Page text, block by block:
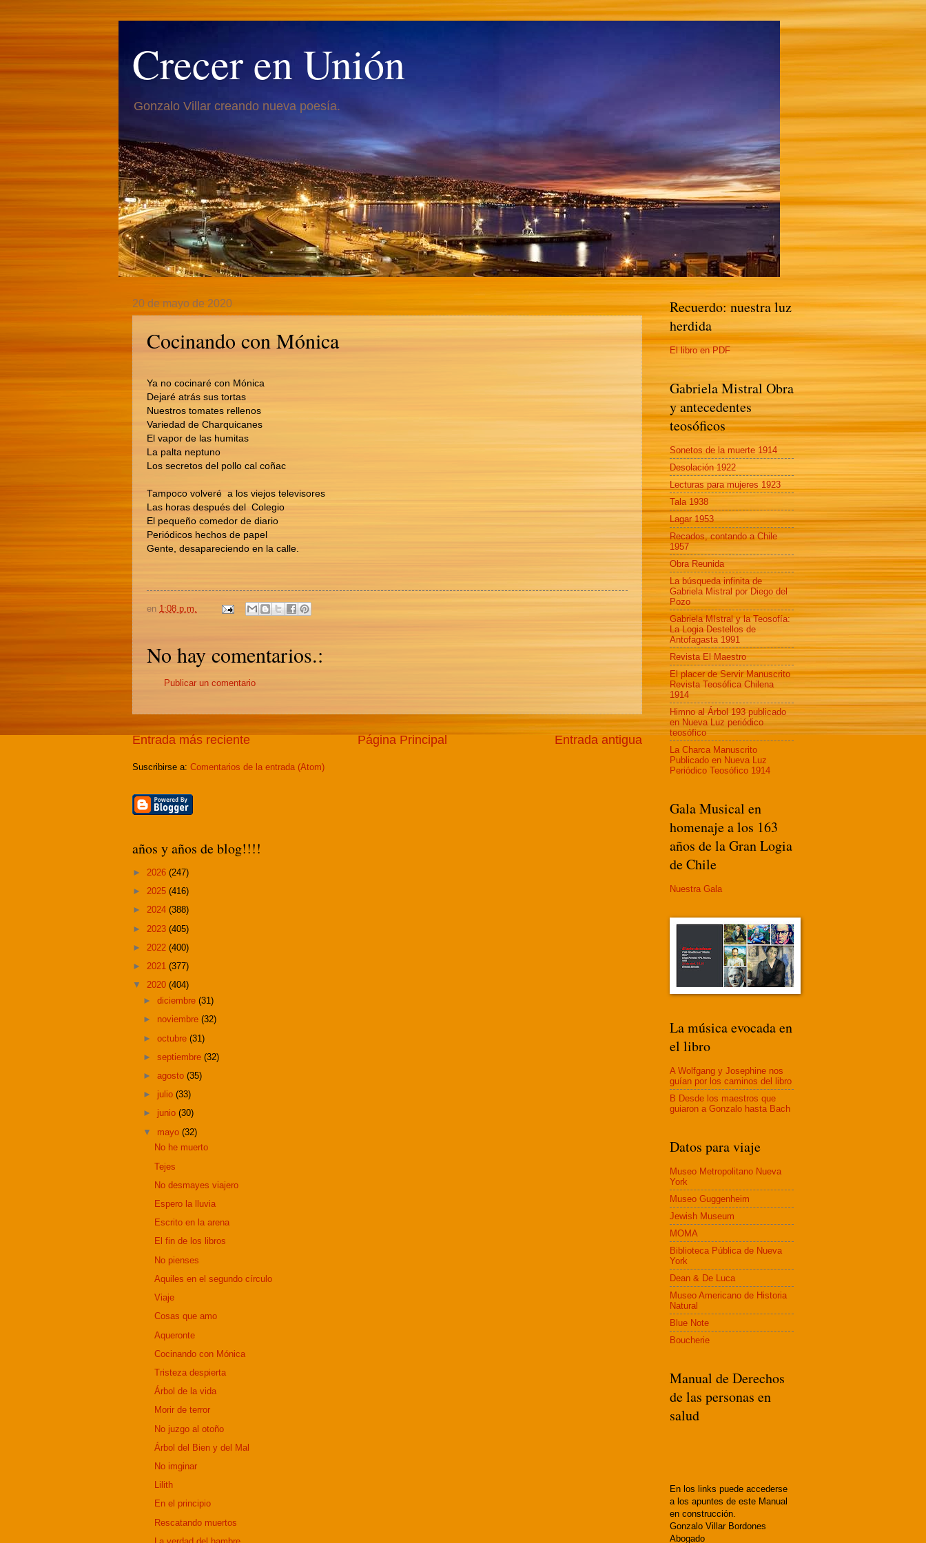
Crecer en Unión
Gonzalo Villar creando nueva poesía.
20 de mayo de 2020
Cocinando con Mónica
Ya no cocinaré con Mónica
Dejaré atrás sus tortas
Nuestros tomates rellenos
Variedad de Charquicanes
El vapor de las humitas
La palta neptuno
Los secretos del pollo cal coñac
Tampoco volveré a los viejos televisores
Las horas después del Colegio
El pequeño comedor de diario
Periódicos hechos de papel
Gente, desapareciendo en la calle.
en 1:08 p.m.
No hay comentarios.:
Publicar un comentario
Entrada más reciente Entrada antigua
Página Principal
Suscribirse a: Comentarios de la entrada (Atom)
años y años de blog!!!!
► 2026 (247)
► 2025 (416)
► 2024 (388)
► 2023 (405)
► 2022 (400)
► 2021 (377)
▼ 2020 (404)
►diciembre(31)
► noviembre(32)
►octubre(31)
►septiembre(32)
►agosto(35)
► julio(33)
► junio(30)
▼ mayo(32)
No he muerto
Tejes
No desmayes viajero
Espero la lluvia
Escrito en la arena
El fin de los libros
No pienses
Aquiles en el segundo círculo
Viaje
Cosas que amo
Aqueronte
Cocinando con Mónica
Tristeza despierta
Árbol de la vida
Morir de terror
No juzgo al otoño
Árbol del Bien y del Mal
No imginar
Lilith
En el principio
Rescatando muertos
Recuerdo: nuestra luz
herdida
El libro en PDF
Gabriela Mistral Obra
y antecedentes
teosóficos
Sonetos de la muerte 1914
Desolación 1922
Lecturas para mujeres 1923
Tala 1938
Lagar 1953
Recados, contando a Chile
1957
Obra Reunida
La búsqueda infinita de
Gabriela Mistral por Diego del
Pozo
Gabriela MIstral y la Teosofía:
La Logia Destellos de
Antofagasta 1991
Revista El Maestro
El placer de Servir Manuscrito
Revista Teosófica Chilena
1914
Himno al Árbol 193 publicado
en Nueva Luz periódico
teosófico
La Charca Manuscrito
Publicado en Nueva Luz
Periódico Teosófico 1914
Gala Musical en
homenaje a los 163
años de la Gran Logia
de Chile
Nuestra Gala
La música evocada en
el libro
A Wolfgang y Josephine nos
guían por los caminos del libro
B Desde los maestros que
guiaron a Gonzalo hasta Bach
Datos para viaje
Museo Metropolitano Nueva
York
Museo Guggenheim
Jewish Museum
MOMA
Biblioteca Pública de Nueva
York
Dean & De Luca
Museo Americano de Historia
Natural
Blue Note
Boucherie
Manual de Derechos
de las personas en
salud
En los links puede accederse
a los apuntes de este Manual
en construcción.
Gonzalo Villar Bordones
Abogado